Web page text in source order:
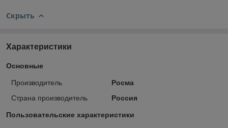
Скрыть
Характеристики
Основные
Производитель
Росма
Страна производитель
Россия
Пользовательские характеристики